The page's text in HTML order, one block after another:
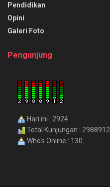
Pendidikan
Opini
Galeri Foto
Pengunjung
Hari ini : 2924
Total Kunjungan : 2988912
Who's Online : 130